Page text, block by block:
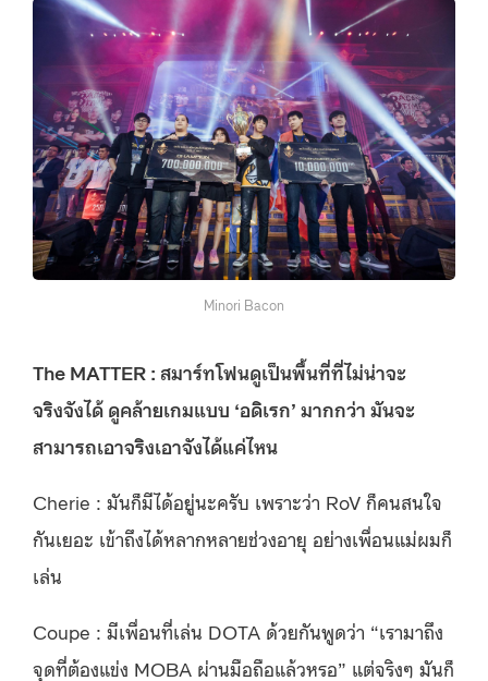
Minori Bacon
The MATTER : สมาร์ทโฟนดูเป็นพื้นที่ที่ไม่น่าจะ
จริงจังได้ ดูคล้ายเกมแบบ ‘อดิเรก’ มากกว่า มันจะ
สามารถเอาจริงเอาจังได้แค่ไหน
Cherie : มันก็มีได้อยู่นะครับ เพราะว่า RoV ก็คนสนใจ
กันเยอะ เข้าถึงได้หลากหลายช่วงอายุ อย่างเพื่อนแม่ผมก็
เล่น
Coupe : มีเพื่อนที่เล่น DOTA ด้วยกันพูดว่า “เรามาถึง
จุดที่ต้องแข่ง MOBA ผ่านมือถือแล้วหรอ” แต่จริงๆ มันก็